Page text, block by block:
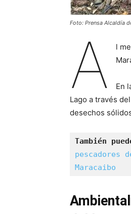
Foto: Prensa Alcaldía
A
l
En
Lago a través
desechos
También
pescadores
Maracaibo